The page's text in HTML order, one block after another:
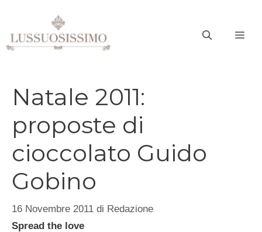
contenuto
Natale 2011:
proposte di
cioccolato Guido
Gobino
16 Novembre 2011 di Redazione
Spread the love